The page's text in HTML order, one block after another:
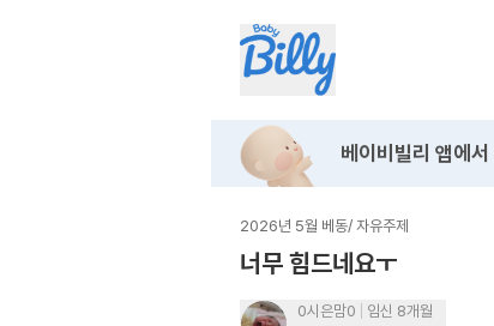
베이비빌리 앱에서
2026년 5월 베동/ 자유주제
너무 힘드네요ㅜ
0시은맘0
임신 8개월